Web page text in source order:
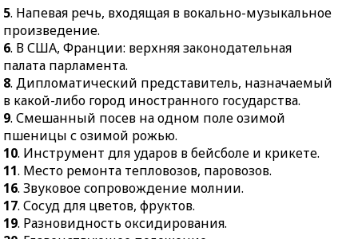
детективе.
51.Материк.
52.Появившееся в языке
новое слово или
словосочетание.
53.Мелкий порошок.
54.Пища,
приготовленная для
приёма утром.
55.Плоскодонное судно
или плот для переправы
через реку.
43.Род музыки с
эмоциональных
44.Долгополая меховая
шуба.
45.Категория, разряд.
46.Количественное
содержание золота,
серебра и платины в
лигатурном сплаве.
47.Доказательство.
5. Напевая речь, входящая в вокально-музыкальное
произведение.
6. В США, Франции: верхняя законодательная
палата парламента.
8. Дипломатический представитель, назначаемый
в какой-либо город иностранного государства.
9. Смешанный посев на одном поле озимой
пшеницы с озимой рожью.
10. Инструмент для ударов в бейсболе и крикете.
11. Место ремонта тепловозов, паровозов.
16. Звуковое сопровождение молнии.
17. Сосуд для цветов, фруктов.
19. Разновидность оксидирования.